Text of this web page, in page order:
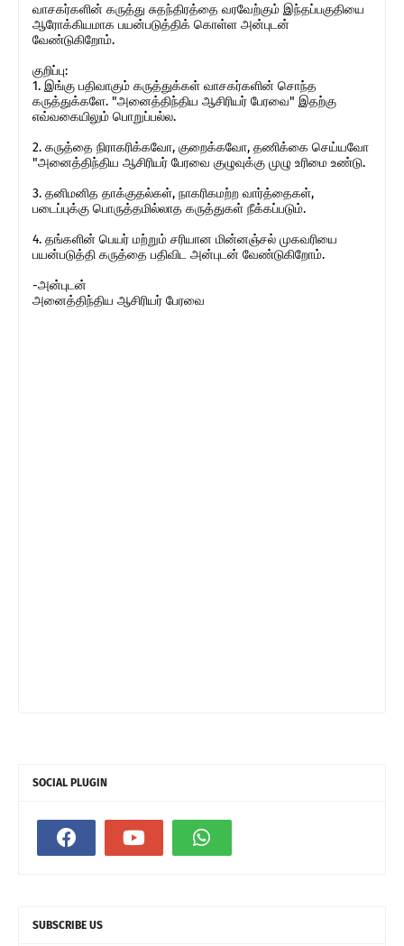
வாசகர்களின் கருத்து சுதந்திரத்தை வரவேற்கும் இந்தப்பகுதியை
ஆரோக்கியமாக பயன்படுத்திக் கொள்ள அன்புடன்
வேண்டுகிறோம்.
குறிப்பு:
1. இங்கு பதிவாகும் கருத்துக்கள் வாசகர்களின் சொந்த
கருத்துக்களே. "அனைத்திந்திய ஆசிரியர் பேரவை" இதற்கு
எவ்வகையிலும் பொறுப்பல்ல.
2. கருத்தை நிராகரிக்கவோ, குறைக்கவோ, தணிக்கை செய்யவோ
"அனைத்திந்திய ஆசிரியர் பேரவை குழுவுக்கு முழு உரிமை உண்டு.
3. தனிமனித தாக்குதல்கள், நாகரிகமற்ற வார்த்தைகள்,
படைப்புக்கு பொருத்தமில்லாத கருத்துகள் நீக்கப்படும்.
4. தங்களின் பெயர் மற்றும் சரியான மின்னஞ்சல் முகவரியை
பயன்படுத்தி கருத்தை பதிவிட அன்புடன் வேண்டுகிறோம்.
-அன்புடன்
அனைத்திந்திய ஆசிரியர் பேரவை
SOCIAL PLUGIN
SUBSCRIBE US